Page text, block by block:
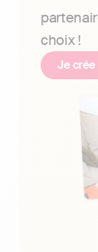
choix !
Je